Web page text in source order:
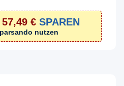
€ SPAREN
nutzen